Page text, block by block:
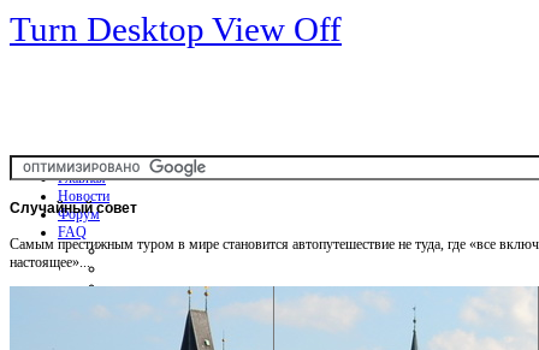
Turn Desktop View Off
Главная
Новости
Форум
FAQ
Общая информация
Советы Автотуристу
Правила дор.движения
Случайныйсовет
Самым престижным туром в мире становится автопутешествие не туда, где «все
настоящее»...